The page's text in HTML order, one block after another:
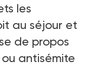
les
au séjour et
de propos
antisémite